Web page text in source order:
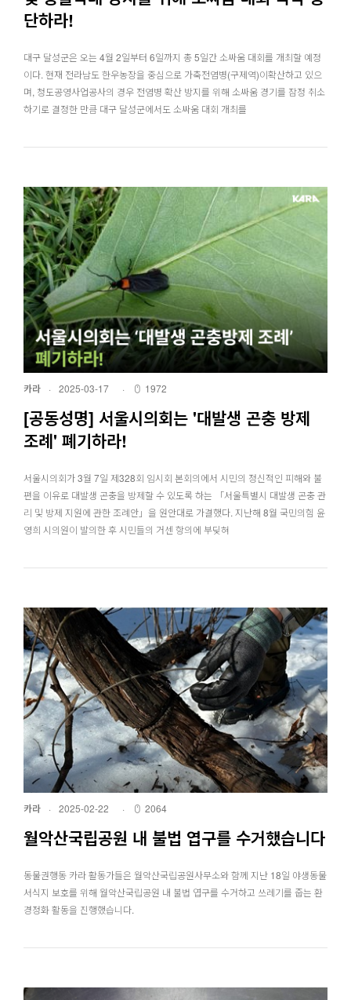
단하라!
대구 달성군은 오는 4월 2일부터 6일까지 총 5일간 소싸움 대회를 개최할 예정
이다. 현재 전라남도 한우농장을 중심으로 가축전염병(구제역)이확산하고 있으
며, 청도공영사업공사의 경우 전염병 확산 방지를 위해 소싸움 경기를 잠정 취소
하기로 결정한 만큼 대구 달성군에서도 소싸움 대회 개최를
카라 · 2025-03-17 · 1972
[공동성명] 서울시의회는 '대발생 곤충 방제
조례' 폐기하라!
서울시의회가 3월 7일 제328회 임시회 본회의에서 시민의 정신적인 피해와 불
편을 이유로 대발생 곤충을 방제할 수 있도록 하는 「서울특별시 대발생 곤충 관
리 및 방제 지원에 관한 조례안」을 원안대로 가결했다. 지난해 8월 국민의힘 윤
영희 시의원이 발의한 후 시민들의 거센 항의에 부딪혀
카라 · 2025-02-22 · 2064
월악산국립공원 내 불법 엽구를 수거했습니다
동물권행동 카라 활동가들은 월악산국립공원사무소와 함께 지난 18일 야생동물
서식지 보호를 위해 월악산국립공원 내 불법 엽구를 수거하고 쓰레기를 줍는 환
경정화 활동을 진행했습니다.